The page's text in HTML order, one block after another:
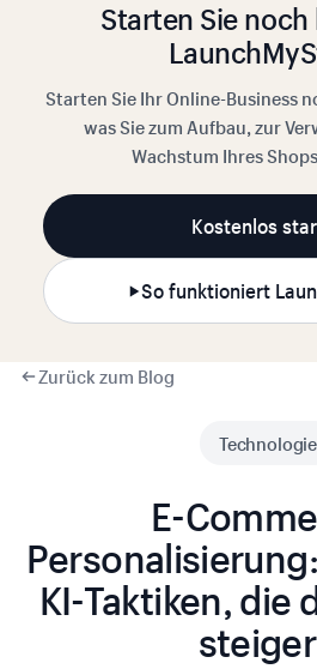
Starten Sie
Starten Sie Ihr Online-Business
was Sie zum Aufbau, zur
Wachstum Ihres
Kostenlos
So funktioniert
Zurück zum Blog
Technologie
E-
KI-Taktiken, die